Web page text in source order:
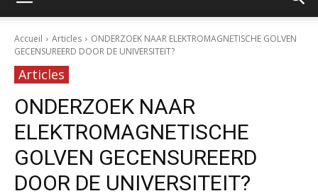
Accueil Articles
ONDERZOEK NAAR ELEKTROMAGNETISCHE GOLVEN
GECENSUREERD DOOR DE UNIVERSITEIT?
Articles
ONDERZOEK NAAR
ELEKTROMAGNETISCHE
GOLVEN GECENSUREERD
DOOR DE UNIVERSITEIT?